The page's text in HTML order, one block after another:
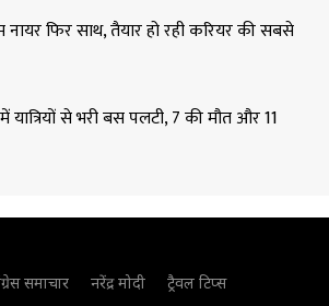
फिर साथ, तैयार हो रही करियर की सबसे
से भरी बस पलटी, 7 की मौत और 11
समाचार नरेंद्र मोदी ट्रैवल टिप्स